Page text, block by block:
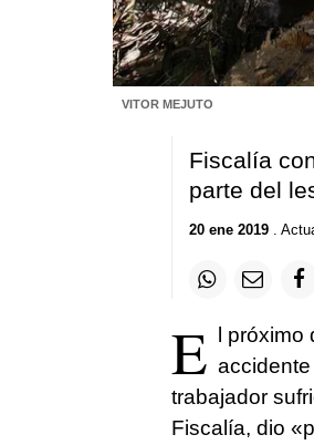
VITOR MEJUTO
Fiscalía
parte del
20 ene 2019.
E l próximo
trabajador
Fiscalía, dio